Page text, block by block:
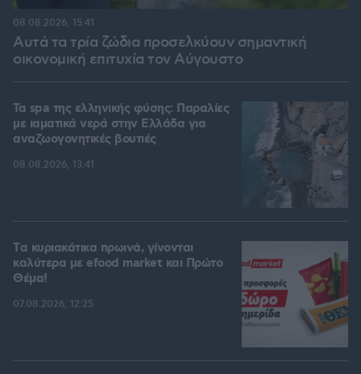
Αυτά τα τρία ζώδια προσελκύουν σημαντική
οικονομική επιτυχία τον Αύγουστο
08.08.2026, 15:41
Τα spa της ελληνικής φύσης: Παραλίες
με ιαματικά νερά στην Ελλάδα για
αναζωογονητικές βουτιές
08.08.2026, 13:41
Tα κυριακάτικα πρωινά, γίνονται
καλύτερα με efood market και Πρώτο
Θέμα!
07.08.2026, 12:25